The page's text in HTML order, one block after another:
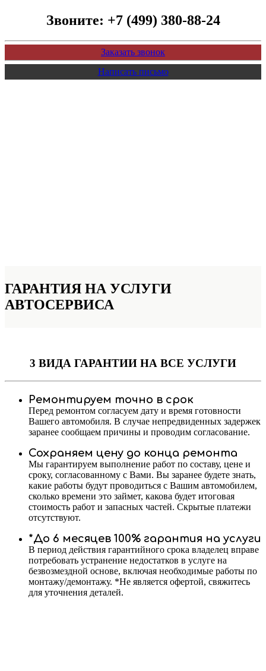
Звоните: +7 (499) 380-88-24
Заказать звонок
Написать письмо
ГАРАНТИЯ НА УСЛУГИ
АВТОСЕРВИСА
3 ВИДА ГАРАНТИИ НА ВСЕ УСЛУГИ
Ремонтируем точно в срок
Перед ремонтом согласуем дату и время готовности
Вашего автомобиля. В случае непредвиденных задержек
заранее сообщаем причины и проводим согласование.
Сохраняем цену до конца ремонта
Мы гарантируем выполнение работ по составу, цене и
сроку, согласованному с Вами. Вы заранее будете знать,
какие работы будут проводиться с Вашим автомобилем,
сколько времени это займет, какова будет итоговая
стоимость работ и запасных частей. Скрытые платежи
отсутствуют.
*До 6 месяцев 100% гарантия на услуги
В период действия гарантийного срока владелец вправе
потребовать устранение недостатков в услуге на
безвозмездной основе, включая необходимые работы по
монтажу/демонтажу. *Не является офертой, свяжитесь
для уточнения деталей.